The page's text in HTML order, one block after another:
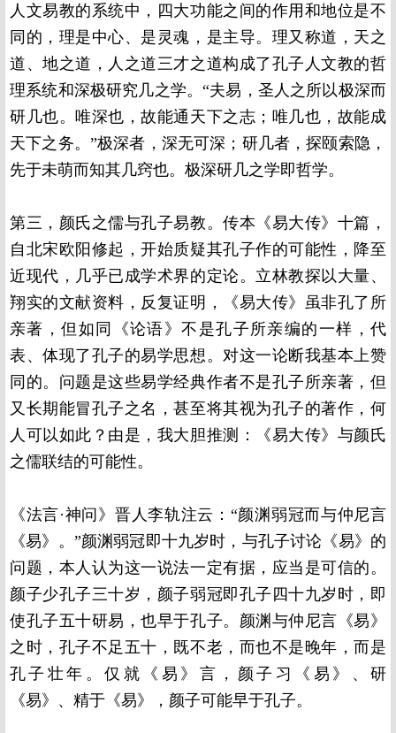
人文易教的系统中，四大功能之间的作用和地位是不
同的，理是中心、是灵魂，是主导。理又称道，天之
道、地之道，人之道三才之道构成了孔子人文教的哲
理系统和深极研究几之学。“夫易，圣人之所以极深而
研几也。唯深也，故能通天下之志；唯几也，故能成
天下之务。”极深者，深无可深；研几者，探颐索隐，
先于未萌而知其几窍也。极深研几之学即哲学。
第三，颜氏之儒与孔子易教。传本《易大传》十篇，
自北宋欧阳修起，开始质疑其孔子作的可能性，降至
近现代，几乎已成学术界的定论。立林教探以大量、
翔实的文献资料，反复证明，《易大传》虽非孔了所
亲著，但如同《论语》不是孔子所亲编的一样，代
表、体现了孔子的易学思想。对这一论断我基本上赞
同的。问题是这些易学经典作者不是孔子所亲著，但
又长期能冒孔子之名，甚至将其视为孔子的著作，何
人可以如此？由是，我大胆推测：《易大传》与颜氏
之儒联结的可能性。
《法言·神问》晋人李轨注云：“颜渊弱冠而与仲尼言
《易》。”颜渊弱冠即十九岁时，与孔子讨论《易》的
问题，本人认为这一说法一定有据，应当是可信的。
颜子少孔子三十岁，颜子弱冠即孔子四十九岁时，即
使孔子五十研易，也早于孔子。颜渊与仲尼言《易》
之时，孔子不足五十，既不老，而也不是晚年，而是
孔子壮年。仅就《易》言，颜子习《易》、研
《易》、精于《易》，颜子可能早于孔子。